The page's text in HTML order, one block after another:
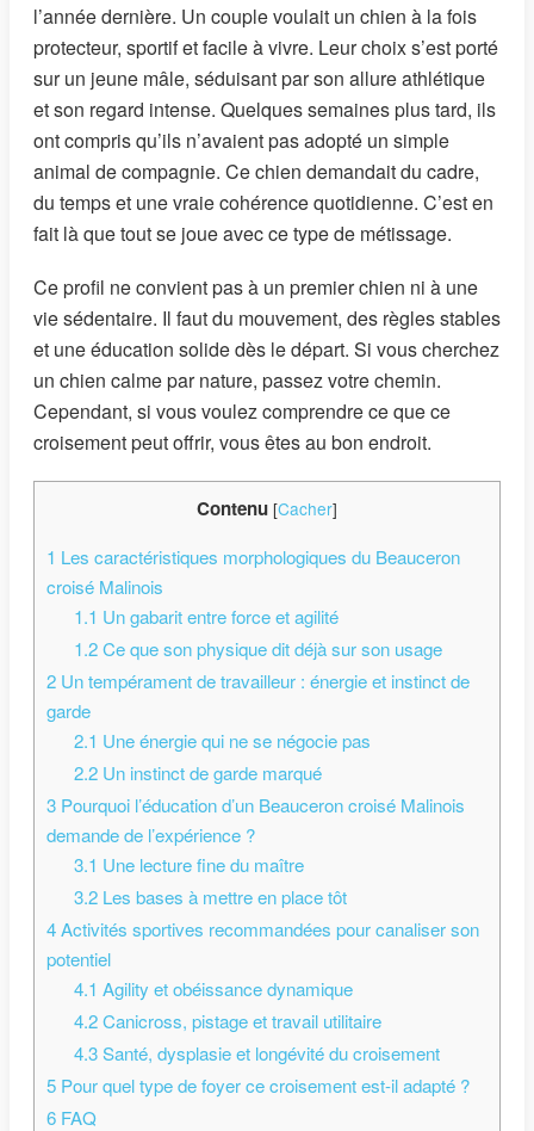
l’année dernière. Un couple voulait un chien à la fois
protecteur, sportif et facile à vivre. Leur choix s’est porté
sur un jeune mâle, séduisant par son allure athlétique
et son regard intense. Quelques semaines plus tard, ils
ont compris qu’ils n’avaient pas adopté un simple
animal de compagnie. Ce chien demandait du cadre,
du temps et une vraie cohérence quotidienne. C’est en
fait là que tout se joue avec ce type de métissage.
Ce profil ne convient pas à un premier chien ni à une
vie sédentaire. Il faut du mouvement, des règles stables
et une éducation solide dès le départ. Si vous cherchez
un chien calme par nature, passez votre chemin.
Cependant, si vous voulez comprendre ce que ce
croisement peut offrir, vous êtes au bon endroit.
Contenu [Cacher]
1 Les caractéristiques morphologiques du Beauceron
croisé Malinois
1.1 Un gabarit entre force et agilité
1.2Ce que son physique dit déjà sur son usage
2 Un tempérament de travailleur : énergie et instinct de
garde
2.1 Une énergie qui ne se négocie pas
2.2Un instinct de garde marqué
3 Pourquoi l’éducation d’un Beauceron croisé Malinois
demande de l’expérience ?
3.1 Une lecture fine du maître
3.2Les bases à mettre en place tôt
4Activités sportives recommandées pour canaliser son
potentiel
4.1 Agility et obéissance dynamique
4.2Canicross, pistage et travail utilitaire
4.3Santé, dysplasie et longévité du croisement
5 Pour quel type de foyer ce croisement est-il adapté ?
6 FAQ